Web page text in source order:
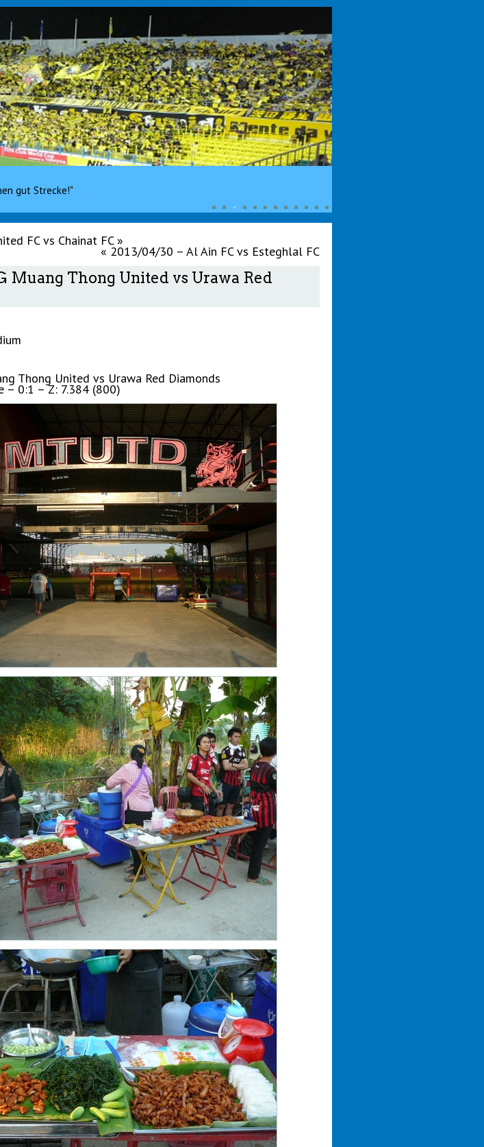
gut Strecke!"
FC vs Chainat FC»
« 2013/04/30 – Al Ain FC vs Esteghlal FC
Muang Thong United vs Urawa Red
Thong United vs Urawa Red Diamonds
– 0:1 – Z: 7.384 (800)